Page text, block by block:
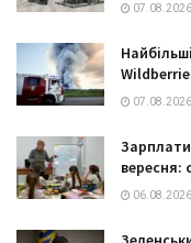
07.08.2026
07.08.2026
Зарплати
вересня:
06.08.2026